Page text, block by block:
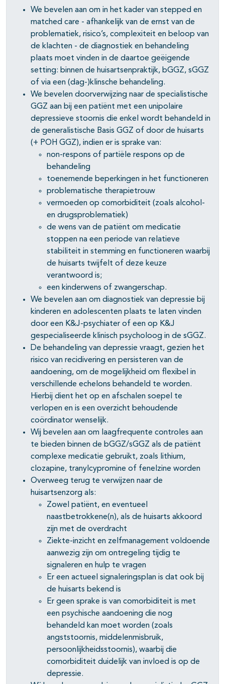
open- en dichtklappen
open- en dichtklappen
open- en dichtklappen
We bevelen aan om in het kader van stepped en
matched care - afhankelijk van de ernst van de
problematiek, risico’s, complexiteit en beloop van
de klachten - de diagnostiek en behandeling
plaats moet vinden in de daartoe geëigende
setting: binnen de huisartsenpraktijk, bGGZ, sGGZ
of via een (dag-)klinsche behandeling.
We bevelen doorverwijzing naar de specialistische
GGZ aan bij een patiënt met een unipolaire
depressieve stoornis die enkel wordt behandeld in
de generalistische Basis GGZ of door de huisarts
(+ POH GGZ), indien er is sprake van:
non-respons of partiële respons op de
behandeling
toenemende beperkingen in het functioneren
problematische therapietrouw
vermoeden op comorbiditeit (zoals alcohol-
en drugsproblematiek)
de wens van de patiënt om medicatie
stoppen na een periode van relatieve
stabiliteit in stemming en functioneren waarbij
de huisarts twijfelt of deze keuze
verantwoord is;
een kinderwens of zwangerschap.
We bevelen aan om diagnostiek van depressie bij
kinderen en adolescenten plaats te laten vinden
door een K&J-psychiater of een op K&J
gespecialiseerde klinisch psycholoog in de sGGZ.
De behandeling van depressie vraagt, gezien het
risico van recidivering en persisteren van de
aandoening, om de mogelijkheid om flexibel in
verschillende echelons behandeld te worden.
Hierbij dient het op en afschalen soepel te
verlopen en is een overzicht behoudende
coördinator wenselijk.
Wij bevelen aan om laagfrequente controles aan
te bieden binnen de bGGZ/sGGZ als de patiënt
complexe medicatie gebruikt, zoals lithium,
clozapine, tranylcypromine of fenelzine worden
Overweeg terug te verwijzen naar de
huisartsenzorg als:
Zowel patiënt, en eventueel
naastbetrokkene(n), als de huisarts akkoord
zijn met de overdracht
Ziekte-inzicht en zelfmanagement voldoende
aanwezig zijn om ontregeling tijdig te
signaleren en hulp te vragen
Er een actueel signaleringsplan is dat ook bij
de huisarts bekend is
Er geen sprake is van comorbiditeit is met
een psychische aandoening die nog
behandeld kan moet worden (zoals
angststoornis, middelenmisbruik,
persoonlijkheidsstoornis), waarbij die
comorbiditeit duidelijk van invloed is op de
depressie.